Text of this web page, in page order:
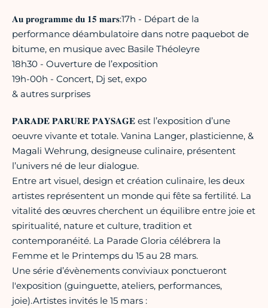
𝐀𝐮 𝐩𝐫𝐨𝐠𝐫𝐚𝐦𝐦𝐞 𝐝𝐮 𝟏𝟓 𝐦𝐚𝐫𝐬:17h - Départ de la
performance déambulatoire dans notre paquebot de
bitume, en musique avec Basile Théoleyre
18h30 - Ouverture de l’exposition
19h-00h - Concert, Dj set, expo
& autres surprises
𝐏𝐀𝐑𝐀𝐃𝐄 𝐏𝐀𝐑𝐔𝐑𝐄 𝐏𝐀𝐘𝐒𝐀𝐆𝐄 est l’exposition d’une
oeuvre vivante et totale. Vanina Langer, plasticienne, &
Magali Wehrung, designeuse culinaire, présentent
l’univers né de leur dialogue.
Entre art visuel, design et création culinaire, les deux
artistes représentent un monde qui fête sa fertilité. La
vitalité des œuvres cherchent un équilibre entre joie et
spiritualité, nature et culture, tradition et
contemporanéité. La Parade Gloria célébrera la
Femme et le Printemps du 15 au 28 mars.
Une série d’évènements conviviaux ponctueront
l'exposition (guinguette, ateliers, performances,
joie).Artistes invités le 15 mars :